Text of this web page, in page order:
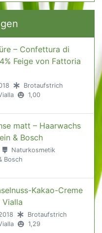
– Confettura di
Feige von Fattoria
Brotaufstrich
1,00
matt – Haarwachs
& Bosch
Naturkosmetik
Bosch
Kakao-Creme
Brotaufstrich
1,29